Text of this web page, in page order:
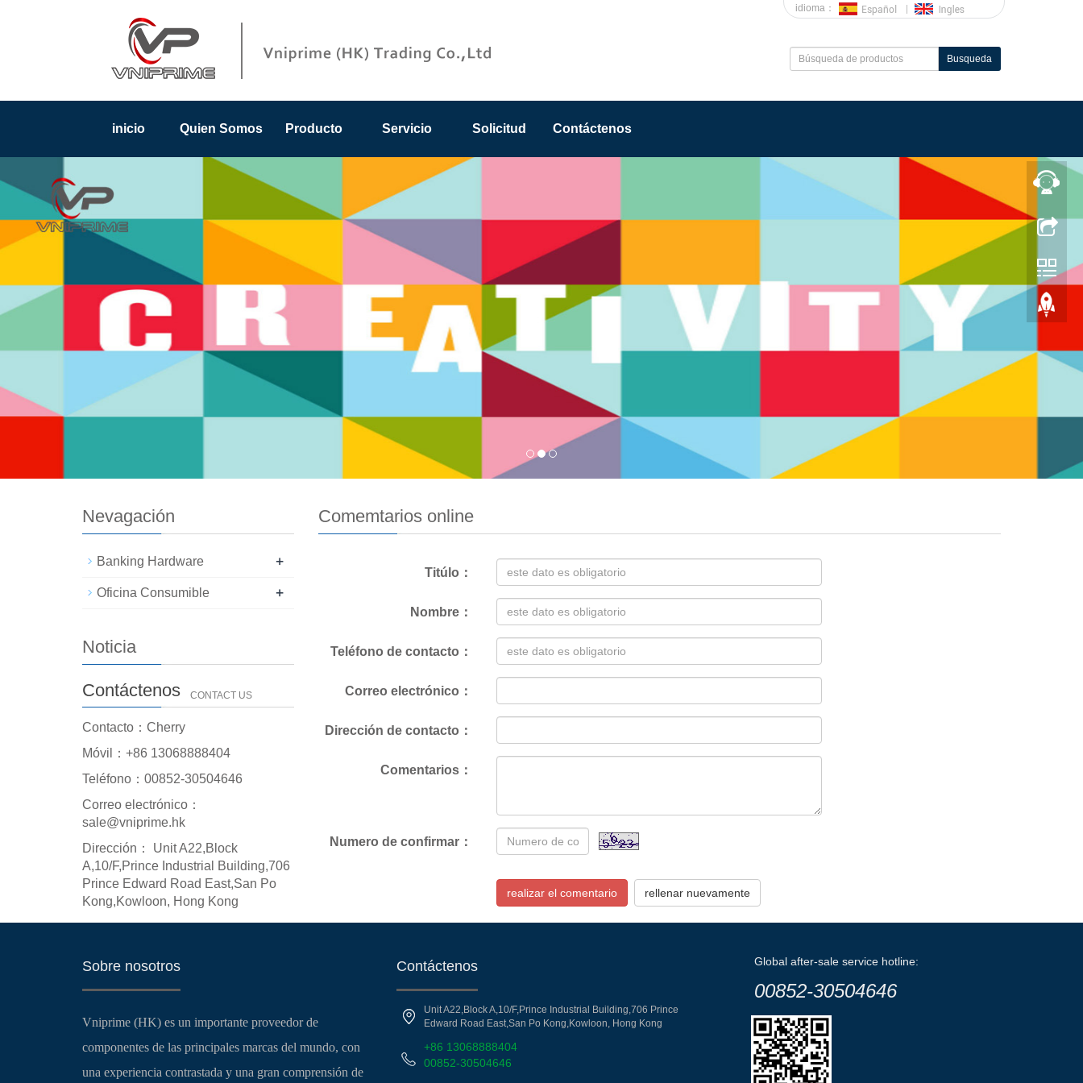
idioma：
Busqueda
inicio Quien Somos Producto Servicio Solicitud Contáctenos
Comemtarios online
Titúlo：
Nombre：
Teléfono de contacto：
Correo electrónico：
Dirección de contacto：
Comentarios：
Numero de confirmar：
realizar el comentario rellenar nuevamente
Nevagación
Banking Hardware +
Oficina Consumible +
Noticia
Contáctenos CONTACT US
Contacto：Cherry
Móvil：+86 13068888404
Teléfono：00852-30504646
Correo electrónico：
sale@vniprime.hk
Dirección： Unit A22,Block
A,10/F,Prince Industrial Building,706
Prince Edward Road East,San Po
Kong,Kowloon, Hong Kong
Sobre nosotros
Vniprime (HK) es un importante proveedor de
componentes de las principales marcas del mundo, con
una experiencia contrastada y una gran comprensión de
Contáctenos
Unit A22,Block A,10/F,Prince Industrial Building,706 Prince
Edward Road East,San Po Kong,Kowloon, Hong Kong
+86 13068888404
00852-30504646
Global after-sale service hotline:
00852-30504646